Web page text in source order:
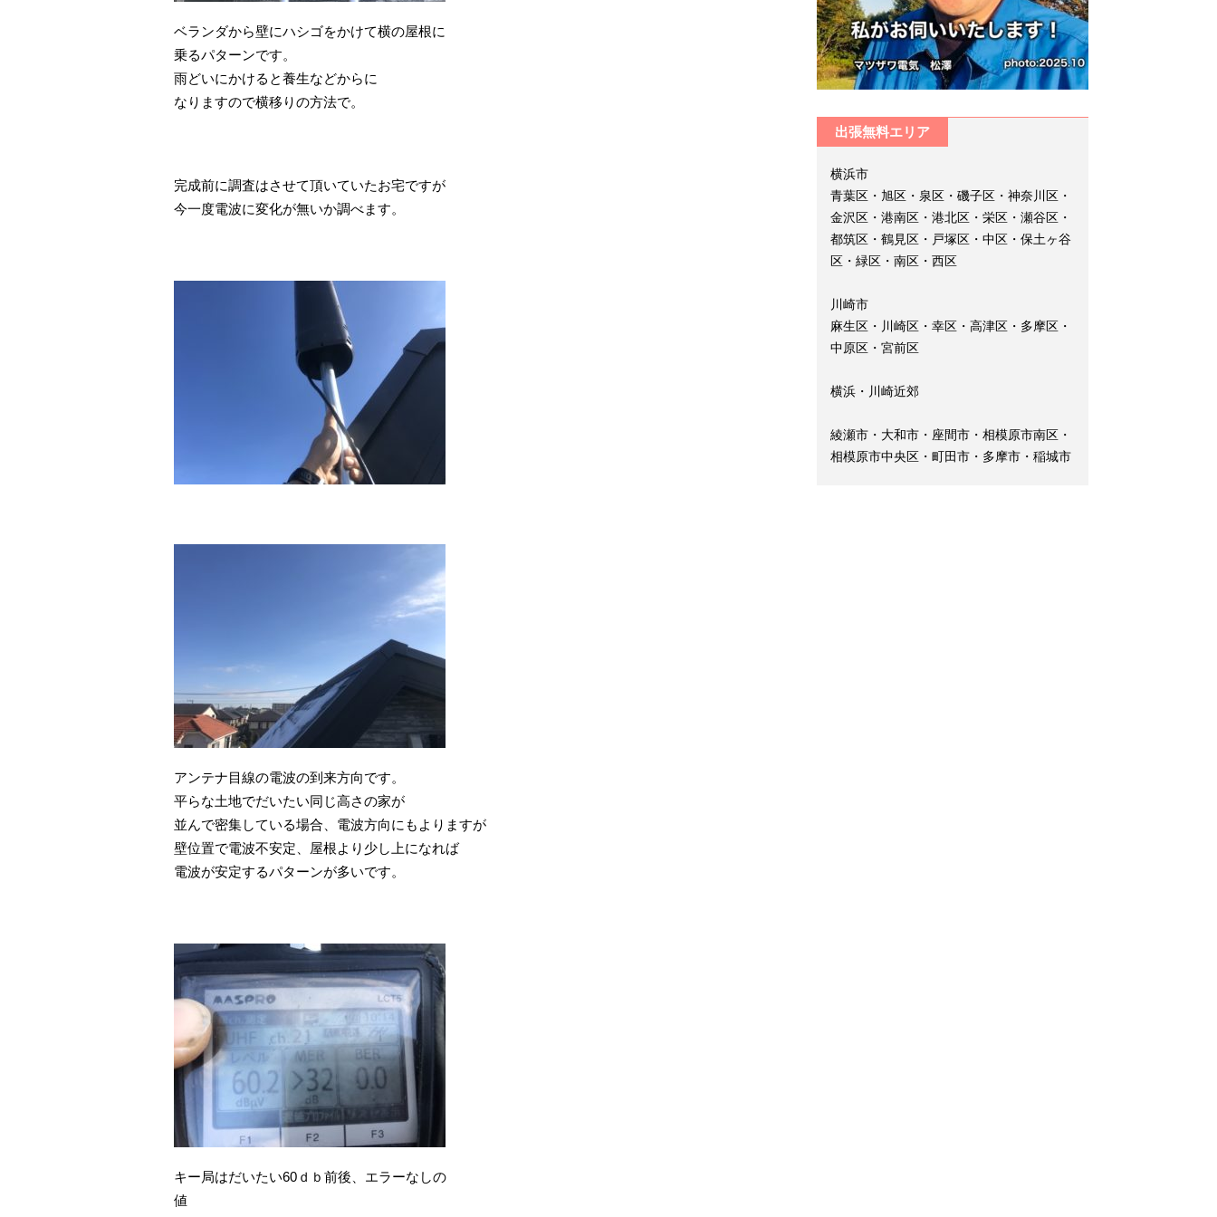
ベランダから壁にハシゴをかけて横の屋根に
乗るパターンです。
雨どいにかけると養生などからに
なりますので横移りの方法で。
完成前に調査はさせて頂いていたお宅ですが
今一度電波に変化が無いか調べます。
アンテナ目線の電波の到来方向です。
平らな土地でだいたい同じ高さの家が
並んで密集している場合、電波方向にもよりますが
壁位置で電波不安定、屋根より少し上になれば
電波が安定するパターンが多いです。
キー局はだいたい60ｄｂ前後、エラーなしの
値
出張無料エリア
横浜市
青葉区・旭区・泉区・磯子区・神奈川区・
金沢区・港南区・港北区・栄区・瀬谷区・
都筑区・鶴見区・戸塚区・中区・保土ヶ谷
区・緑区・南区・西区
川崎市
麻生区・川崎区・幸区・高津区・多摩区・
中原区・宮前区
横浜・川崎近郊
綾瀬市・大和市・座間市・相模原市南区・
相模原市中央区・町田市・多摩市・稲城市